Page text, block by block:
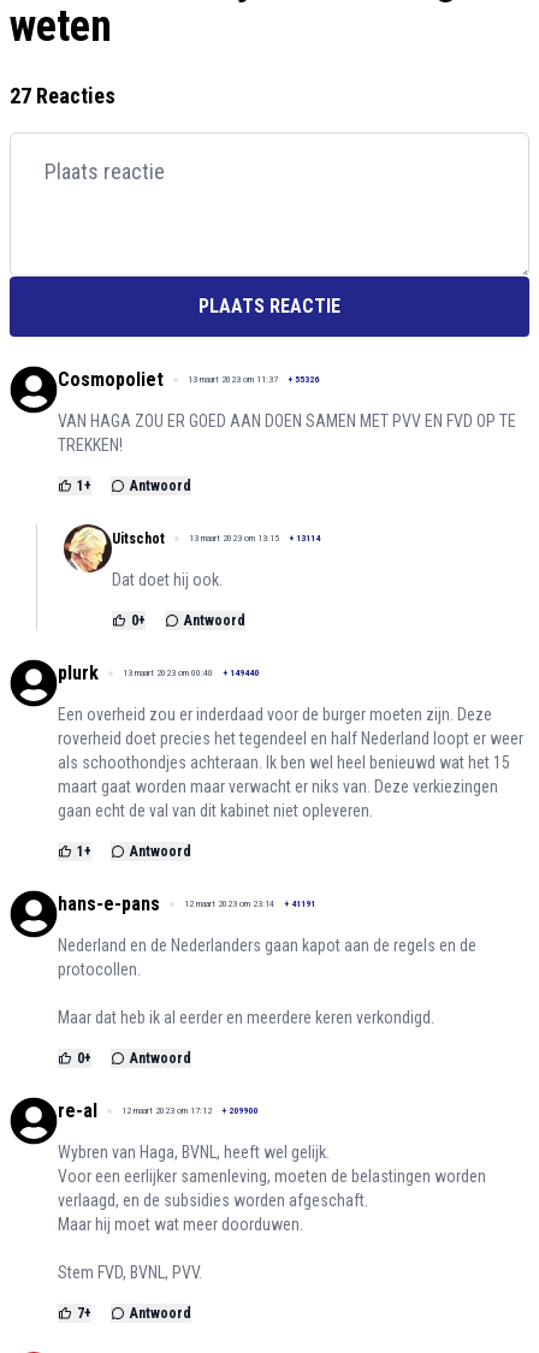
weten
27 Reacties
PLAATS REACTIE
Cosmopoliet 13 maart 2023 om 11:37 + 55326
VAN HAGA ZOU ER GOED AAN DOEN SAMEN MET PVV EN FVD OP TE
TREKKEN!
1 + Antwoord
Uitschot 13 maart 2023 om 13:15 + 13114
Dat doet hij ook.
0+ Antwoord
plurk 13 maart 2023 om 00:40 + 149440
Een overheid zou er inderdaad voor de burger moeten zijn. Deze
roverheid doet precies het tegendeel en half Nederland loopt er weer
als schoothondjes achteraan. Ik ben wel heel benieuwd wat het 15
maart gaat worden maar verwacht er niks van. Deze verkiezingen
gaan echt de val van dit kabinet niet opleveren.
1 + Antwoord
hans-e-pans 12 maart 2023 om 23:14 + 41191
Nederland en de Nederlanders gaan kapot aan de regels en de
protocollen.
Maar dat heb ik al eerder en meerdere keren verkondigd.
0+ Antwoord
re-al 12 maart 2023 om 17:12 + 209900
Wybren van Haga, BVNL, heeft wel gelijk.
Voor een eerlijker samenleving, moeten de belastingen worden
verlaagd, en de subsidies worden afgeschaft.
Maar hij moet wat meer doorduwen.
Stem FVD, BVNL, PVV.
7+ Antwoord